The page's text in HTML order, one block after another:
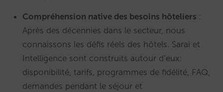
Compréhension native des besoins hôteliers :
Après des décennies dans le secteur, nous
connaissons les défis réels des hôtels. Sarai et
Intelligence sont construits autour d’eux:
disponibilité, tarifs, programmes de fidélité, FAQ,
demandes pendant le séjour et